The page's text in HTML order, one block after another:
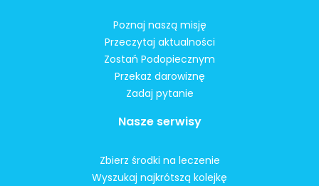
Poznaj naszą misję
Przeczytaj aktualności
Zostań Podopiecznym
Przekaż darowiznę
Zadaj pytanie
Nasze serwisy
Zbierz środki na leczenie
Wyszukaj najkrótszą kolejkę